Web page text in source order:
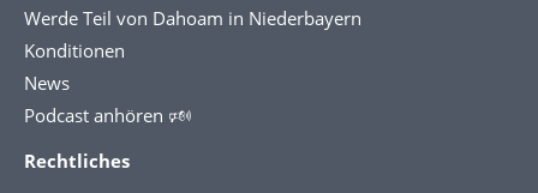
Werde Teil von Dahoam in Niederbayern
Konditionen
News
Podcast anhören 🕬
Rechtliches